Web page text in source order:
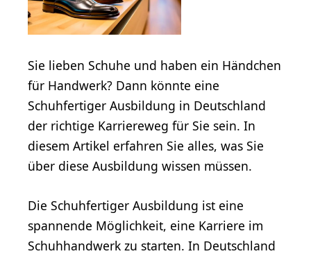
Sie lieben Schuhe und haben ein Händchen
für Handwerk? Dann könnte eine
Schuhfertiger Ausbildung in Deutschland
der richtige Karriereweg für Sie sein. In
diesem Artikel erfahren Sie alles, was Sie
über diese Ausbildung wissen müssen.
Die Schuhfertiger Ausbildung ist eine
spannende Möglichkeit, eine Karriere im
Schuhhandwerk zu starten. In Deutschland